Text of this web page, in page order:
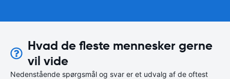
Hvad de fleste mennesker gerne
vil vide
Nedenstående spørgsmål og svar er et udvalg af de oftest